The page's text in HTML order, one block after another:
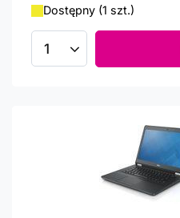
Dostępny (1 szt.)
Ilość produktów